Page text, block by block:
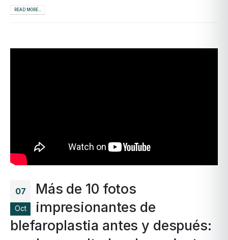
READ MORE...
07
Oct
Más de 10 fotos
impresionantes de
blefaroplastia antes y después: